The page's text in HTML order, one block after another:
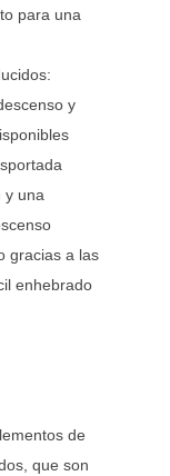
para una
y
y una
gracias a las
enhebrado
de
que son